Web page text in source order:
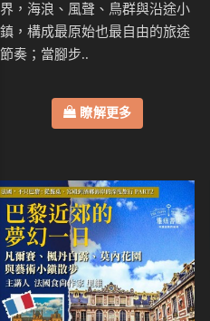
界，海浪、風聲、鳥群與沿途小
鎮，構成最原始也最自由的旅途
節奏；當腳步..
瞭解更多